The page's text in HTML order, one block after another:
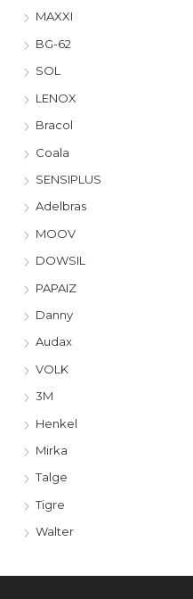
MAXXI
BG-62
SOL
LENOX
Bracol
Coala
SENSIPLUS
Adelbras
MOOV
DOWSIL
PAPAIZ
Danny
Audax
VOLK
3M
Henkel
Mirka
Talge
Tigre
Walter